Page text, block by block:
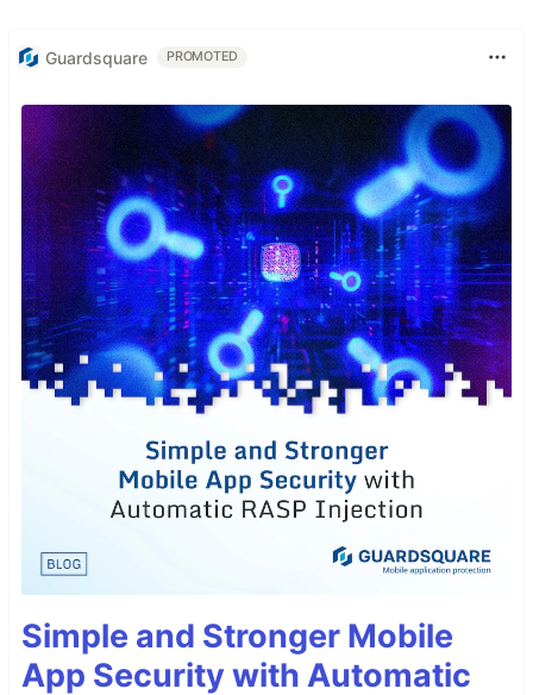
Guardsquare PROMOTED
Simple and Stronger Mobile
App Security with Automatic